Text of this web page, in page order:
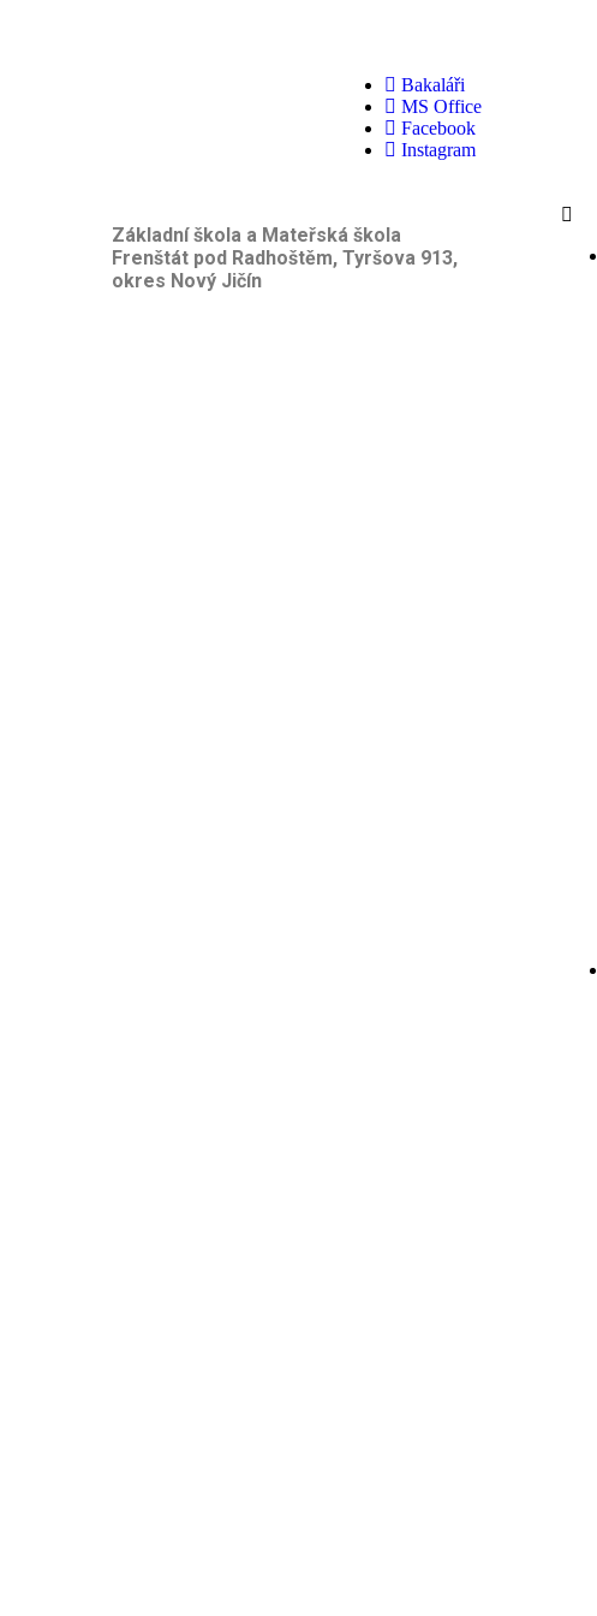
Bakaláři
MS Office
Facebook
Instagram
Základní škola a Mateřská škola
Frenštát pod Radhoštěm, Tyršova 913,
okres Nový Jičín